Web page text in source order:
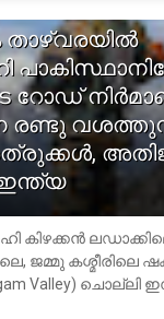
രണ്ടു
കിഴക്കൻ
ജമ്മു കശ്മീരിലെ
Valley) ചൊല്ലി